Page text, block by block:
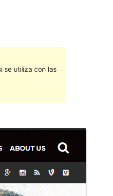
se utiliza con las
1.0.6
10+